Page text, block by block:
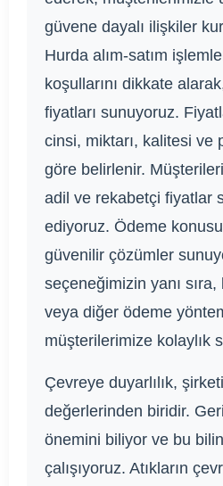
güvene dayalı ilişkiler
Hurda alım-satım
koşullarını dikkate
fiyatları sunuyoruz.
cinsi, miktarı, kalitesi ve
göre belirlenir.
adil ve rekabetçi fiyatlar
ediyoruz. Ödeme
güvenilir çözümler
seçeneğimizin yanı
veya diğer ödeme
müşterilerimize kolaylık
Çevreye duyarlılık,
değerlerinden biridir.
önemini biliyor ve bu
çalışıyoruz. Atıkların